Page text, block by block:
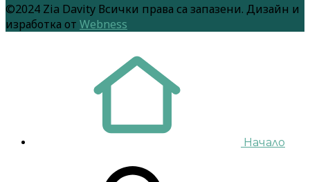
©2024 Zia Davity Всички права са запазени. Дизайн и
изработка от Webness
Начало